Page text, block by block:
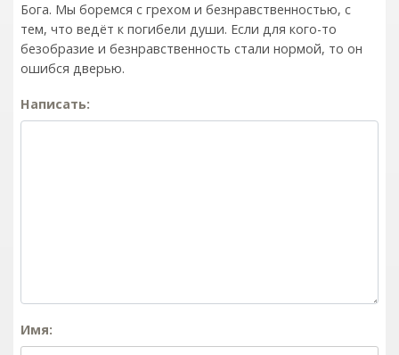
Бога. Мы боремся с грехом и без­нрав­ствен­ностью, с
тем, что ведёт к погибели души. Если для кого-то
безобразие и безнравственность стали нормой, то он
ошибся дверью.
Написать:
Имя: